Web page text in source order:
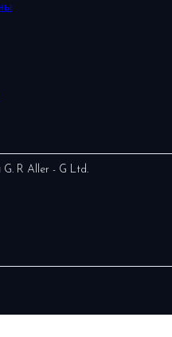
R Aller - G Ltd.